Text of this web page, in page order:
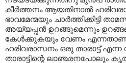
കീർത്തനം ആയതിനാൽ
ഭാവമേന്മയും ചാർത്തിക്കിട്ടി
അയ്യപ്പൻ ഉറങ്ങുമെന്നും
കേൾക്കുകയും വേണം
ഹരിവരാസനം ഒരു താരാട്ട്
താരാട്ടിന്റെ ലാഞ്ഛനപോലും